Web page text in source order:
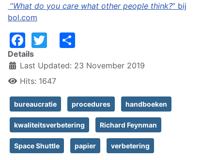
“What do you care what other people think?” bij
bol.com
Facebook
Twitter
Details
Last Updated: 23 November 2019
Hits: 1647
bureaucratie procedures handboeken
kwaliteitsverbetering Richard Feynman
Space Shuttle papier verbetering